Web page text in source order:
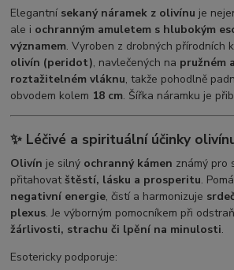
Elegantní sekaný náramek z olivínu je
ale i ochranným amuletem s hlubokým
významem. Vyroben z drobných přírodních
olivín (peridot), navlečených na pružném
roztažitelném vláknu, takže pohodlně
obvodem kolem 18 cm. Šířka náramku je
✨ Léčivé a spirituální účinky
Olivín je silný ochranný kámen známý pro
přitahovat štěstí, lásku a prosperitu.
negativní energie, čistí a harmonizuje
plexus. Je výborným pomocníkem při
žárlivosti, strachu či lpění na minulosti.
Esotericky podporuje: